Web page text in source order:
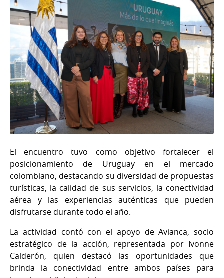
El encuentro tuvo como objetivo fortalecer el
posicionamiento de Uruguay en el mercado
colombiano, destacando su diversidad de propuestas
turísticas, la calidad de sus servicios, la conectividad
aérea y las experiencias auténticas que pueden
disfrutarse durante todo el año.
La actividad contó con el apoyo de Avianca, socio
estratégico de la acción, representada por Ivonne
Calderón, quien destacó las oportunidades que
brinda la conectividad entre ambos países para